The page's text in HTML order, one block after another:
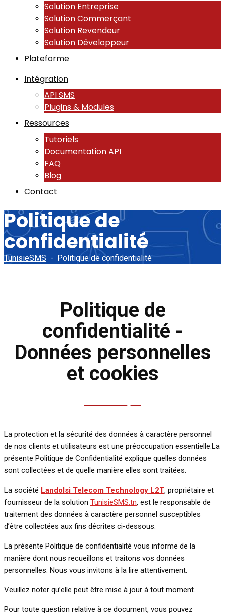
Solution Entreprise
Solution Commerçant
Solution Revendeur
Solution Développeur
Plateforme
Intégration
API SMS
Plugins & Modules
Ressources
Tutoriels
Documentation API
FAQ
Blog
Contact
Politique de
confidentialité
TunisieSMS - Politique de confidentialité
Politique de
confidentialité -
Données personnelles
et cookies
La protection et la sécurité des données à caractère personnel
de nos clients et utilisateurs est une préoccupation essentielle.La
présente Politique de Confidentialité explique quelles données
sont collectées et de quelle manière elles sont traitées.
La société Landolsi Telecom Technology L2T, propriétaire et
fournisseur de la solution TunisieSMS.tn, est le responsable de
traitement des données à caractère personnel susceptibles
d’être collectées aux fins décrites ci-dessous.
La présente Politique de confidentialité vous informe de la
manière dont nous recueillons et traitons vos données
personnelles. Nous vous invitons à la lire attentivement.
Veuillez noter qu’elle peut être mise à jour à tout moment.
Pour toute question relative à ce document, vous pouvez